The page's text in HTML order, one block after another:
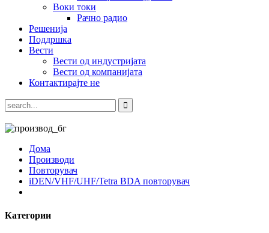
Воки токи
Рачно радио
Решенија
Поддршка
Вести
Вести од индустријата
Вести од компанијата
Контактирајте не
Дома
Производи
Повторувач
iDEN/VHF/UHF/Tetra BDA повторувач
Категории